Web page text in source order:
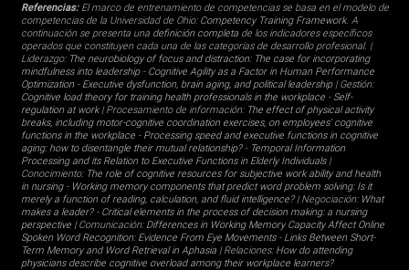
Referencias:El marco de entrenamiento de competencias se basa en el modelo de
competencias de la Universidad de Ohio: Competency Training Framework. A
continuación se presenta una definición completade los indicadores específicos
operados que constituyen cada una de las categorías de desarrollo profesional. |
Liderazgo: The neurobiology of focus and distraction: The case for incorporating
mindfulness into leadership- Cognitive Agility as a Factor in Human Performance
Optimization- Executive dysfunction, brain aging, and political leadership| Gestión:
Cognitive load theory for training health professionals in the workplace- Self-
regulation at work| Procesamiento de información: The effect of physical activity
breaks, including motor-cognitive coordination exercises, on employees' cognitive
functions in the workplace- Processing speed and executive functions in cognitive
aging: how to disentangle their mutual relationship?- Temporal Information
Processing and its Relation to Executive Functions in Elderly Individuals |
Conocimiento: The role of cognitive resources for subjective work ability and health
in nursing- Working memory components that predict word problem solving: Is it
merely a function of reading, calculation, and fluid intelligence?| Negociación: What
makes a leader? - Critical elements in the process of decision making: a nursing
perspective| Comunicación: Differences in Working Memory Capacity Affect Online
Spoken Word Recognition: Evidence From Eye Movements- Links Between Short-
Term Memory and Word Retrieval in Aphasia| Relaciones: How do attending
physicians describe cognitive overload among their workplace learners?